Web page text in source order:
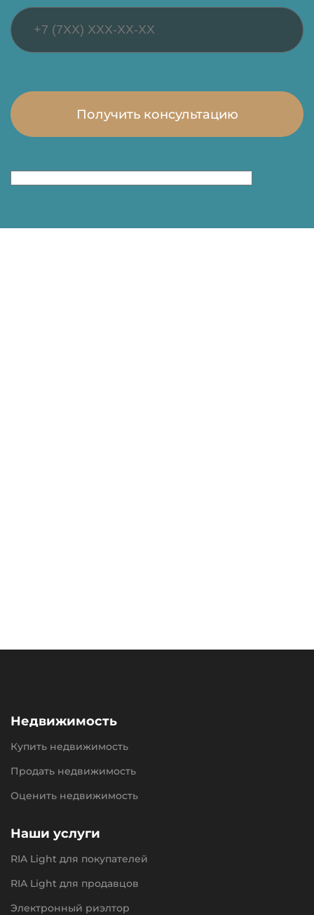
Недвижимость
Купить недвижимость
Продать недвижимость
Оценить недвижимость
Наши услуги
RIA Light для покупателей
RIA Light для продавцов
Электронный риэлтор